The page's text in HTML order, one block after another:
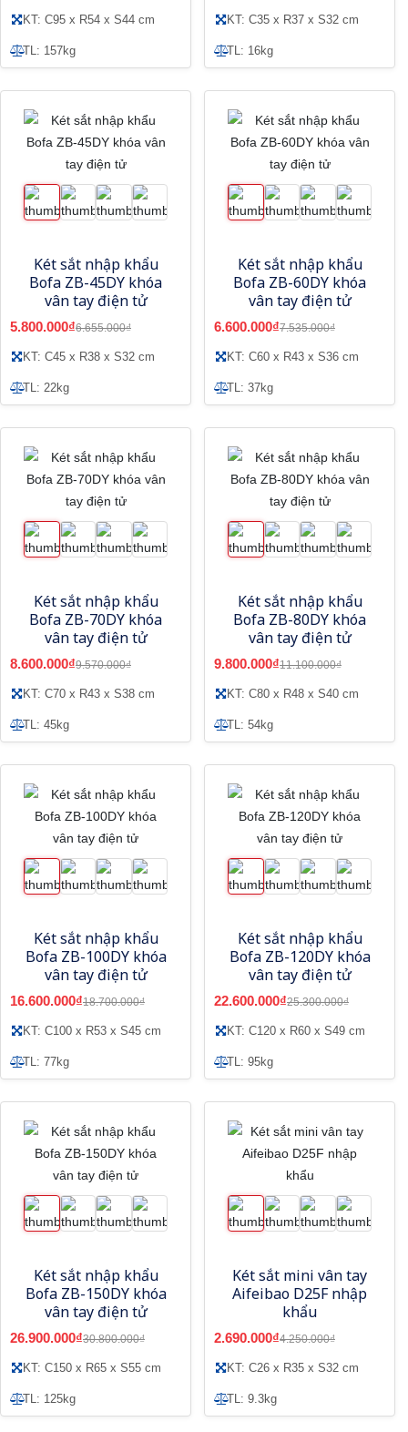
KT: C95 x R54 x S44 cm
TL: 157kg
KT: C35 x R37 x S32 cm
TL: 16kg
Két sắt nhập khẩu
Bofa ZB-45DY khóa
vân tay điện tử
5.800.000₫6.655.000₫
KT: C45 x R38 x S32 cm
TL: 22kg
Két sắt nhập khẩu
Bofa ZB-60DY khóa
vân tay điện tử
6.600.000₫7.535.000₫
KT: C60 x R43 x S36 cm
TL: 37kg
Két sắt nhập khẩu
Bofa ZB-70DY khóa
vân tay điện tử
8.600.000₫9.570.000₫
KT: C70 x R43 x S38 cm
TL: 45kg
Két sắt nhập khẩu
Bofa ZB-80DY khóa
vân tay điện tử
9.800.000₫11.100.000₫
KT: C80 x R48 x S40 cm
TL: 54kg
Két sắt nhập khẩu
Bofa ZB-100DY khóa
vân tay điện tử
16.600.000₫18.700.000₫
KT: C100 x R53 x S45 cm
TL: 77kg
Két sắt nhập khẩu
Bofa ZB-120DY khóa
vân tay điện tử
22.600.000₫25.300.000₫
KT: C120 x R60 x S49 cm
TL: 95kg
Két sắt nhập khẩu
Bofa ZB-150DY khóa
vân tay điện tử
26.900.000₫30.800.000₫
KT: C150 x R65 x S55 cm
TL: 125kg
Két sắt mini vân tay
Aifeibao D25F nhập
khẩu
2.690.000₫4.250.000₫
KT: C26 x R35 x S32 cm
TL: 9.3kg